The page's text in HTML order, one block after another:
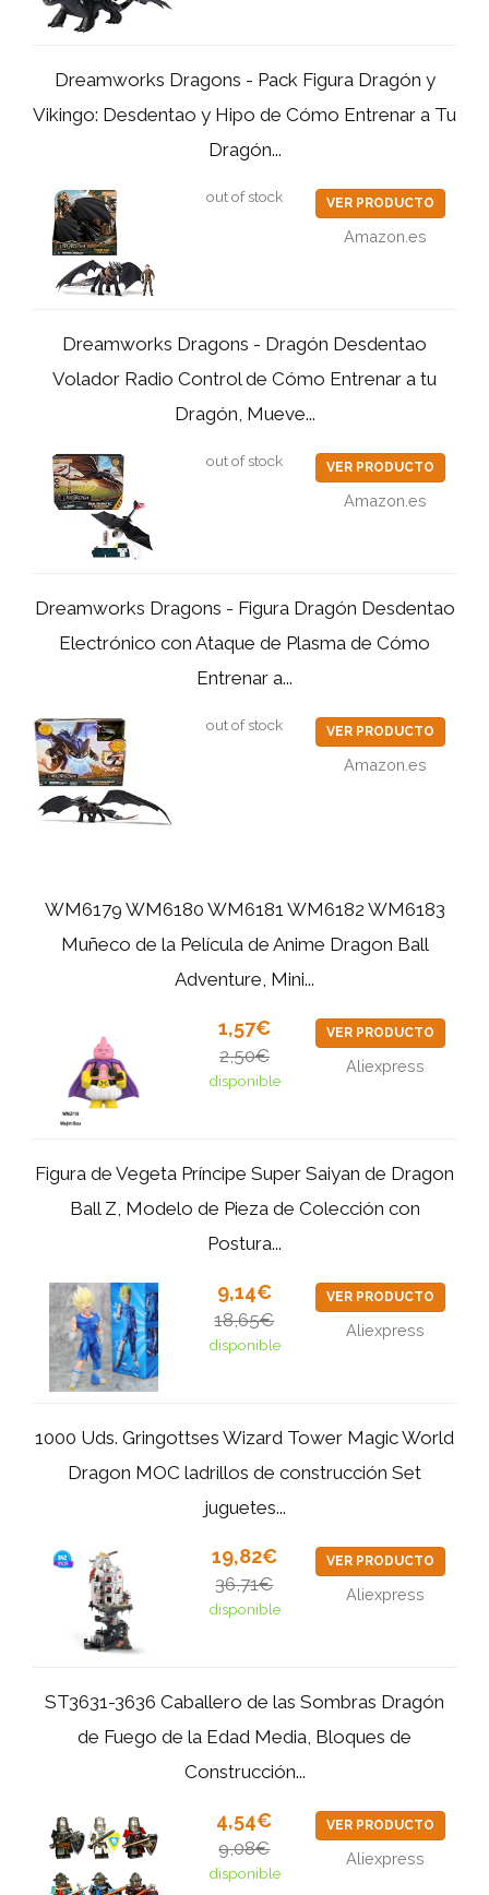
Dreamworks Dragons - Pack Figura Dragón y
Vikingo: Desdentao y Hipo de Cómo Entrenar a Tu
Dragón...
out of stock VER PRODUCTO
Amazon.es
Dreamworks Dragons - Dragón Desdentao
Volador Radio Control de Cómo Entrenar a tu
Dragón, Mueve...
out of stock VER PRODUCTO
Amazon.es
Dreamworks Dragons - Figura Dragón Desdentao
Electrónico con Ataque de Plasma de Cómo
Entrenar a...
out of stock VER PRODUCTO
Amazon.es
WM6179 WM6180 WM6181 WM6182 WM6183
Muñeco de la Película de Anime Dragon Ball
Adventure, Mini...
1,57€
2,50€
disponible
VER PRODUCTO
Aliexpress
Figura de Vegeta Príncipe Super Saiyan de Dragon
Ball Z, Modelo de Pieza de Colección con
Postura...
9,14€
18,65€
disponible
VER PRODUCTO
Aliexpress
1000 Uds. Gringottses Wizard Tower Magic World
Dragon MOC ladrillos de construcción Set
juguetes...
19,82€
36,71€
disponible
VER PRODUCTO
Aliexpress
ST3631-3636 Caballero de las Sombras Dragón
de Fuego de la Edad Media, Bloques de
Construcción...
4,54€
9,08€
disponible
VER PRODUCTO
Aliexpress